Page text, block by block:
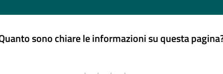
sono chiare le informazioni su questa